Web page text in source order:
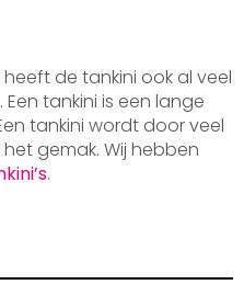
de tankini ook al veel
tankini is een lange
tankini wordt door veel
gemak. Wij hebben
.